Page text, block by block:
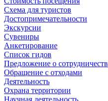
Схема для туристов
Достопримечательности
Экскурсии
Сувениры
Анкетирование
Список гидов
Предложение о
Обращение с отходами
Деятельность
Охрана территории
Научная деятельность